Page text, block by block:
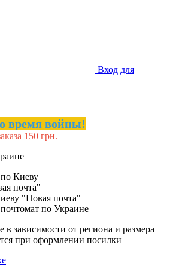
Вход для
время войны!
150 грн.
Киеву
почта"
"Новая почта"
по Украине
в зависимости от региона и размера
при оформлении посилки